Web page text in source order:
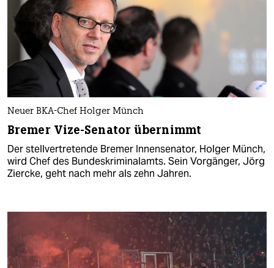
Neuer BKA-Chef Holger Münch
Bremer Vize-Senator übernimmt
Der stellvertretende Bremer Innensenator, Holger Münch,
wird Chef des Bundeskriminalamts. Sein Vorgänger, Jörg
Ziercke, geht nach mehr als zehn Jahren.